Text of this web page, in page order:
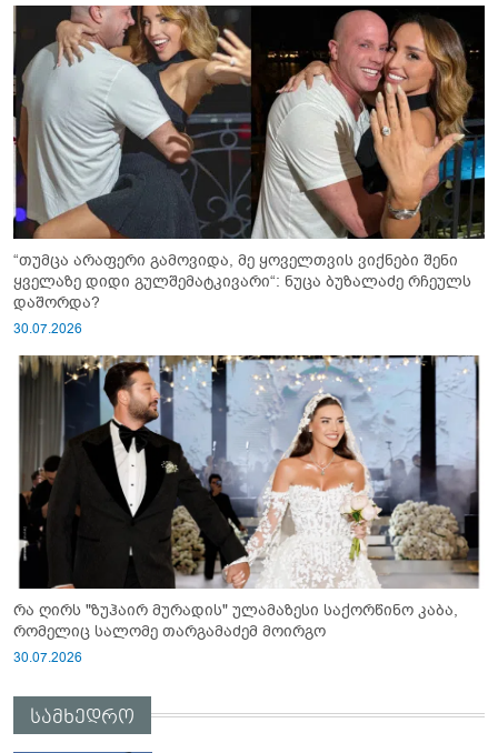
“თუმცა არაფერი გამოვიდა, მე ყოველთვის ვიქნები შენი
ყველაზე დიდი გულშემატკივარი“: ნუცა ბუზალაძე რჩეულს
დაშორდა?
30.07.2026
რა ღირს "ზუჰაირ მურადის" ულამაზესი საქორწინო კაბა,
რომელიც სალომე თარგამაძემ მოირგო
30.07.2026
სამხედრო